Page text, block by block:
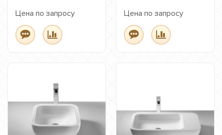
Цена по запросу Цена по запросу